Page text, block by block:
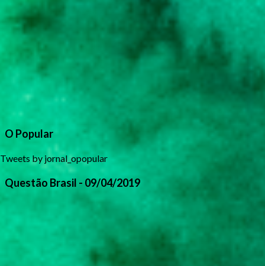
O Popular
Tweets by jornal_opopular
Questão Brasil - 09/04/2019